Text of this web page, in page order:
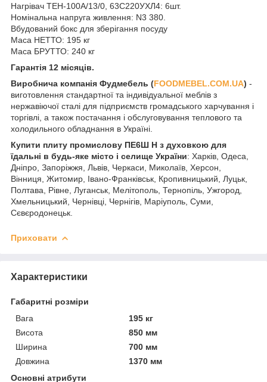
Нагрівач ТЕН-100А/13/0, 63С220УХЛ4: 6шт.
Номінальна напруга живлення: N3 380.
Вбудований бокс для зберігання посуду
Маса НЕТТО: 195 кг
Маса БРУТТО: 240 кг
Гарантія 12 місяців.
Виробнича компанія Фудмебель (FOODMEBEL.COM.UA) -
виготовлення стандартної та індивідуальної меблів з
нержавіючої сталі для підприємств громадського харчування і
торгівлі, а також постачання і обслуговування теплового та
холодильного обладнання в Україні.
Купити плиту промислову ПЕ6Ш Н з духовкою для
їдальні в будь-яке місто і селище України: Харків, Одеса,
Дніпро, Запоріжжя, Львів, Черкаси, Миколаїв, Херсон,
Вінниця, Житомир, Івано-Франківськ, Кропивницький, Луцьк,
Полтава, Рівне, Луганськ, Мелітополь, Тернопіль, Ужгород,
Хмельницький, Чернівці, Чернігів, Маріуполь, Суми,
Сєвєродонецьк.
Приховати
Характеристики
Габаритні розміри
Вага
195 кг
Висота
850 мм
Ширина
700 мм
Довжина
1370 мм
Основні атрибути